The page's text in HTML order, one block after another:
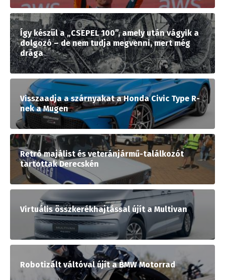
Így készül a „CSEPEL 100”, amely után vágyik a
dolgozó – de nem tudja megvenni, mert még
drága
Visszaadja a szárnyakat a Honda Civic Type R-
nek a Mugen
Retró majálist és veteránjármű-találkozót
tartottak Derecskén
Virtuális összkerékhajtással újít a Multivan
Robotizált váltóval újít a BMW Motorrad